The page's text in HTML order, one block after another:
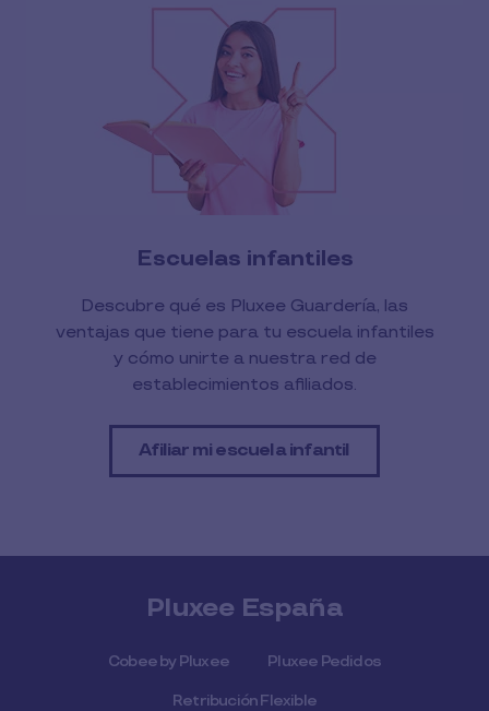
Escuelas infantiles
Descubre qué es Pluxee Guardería, las
ventajas que tiene para tu escuela infantiles
y cómo unirte a nuestra red de
establecimientos afiliados.
Afiliar mi escuela infantil
Pluxee España
Cobee by Pluxee Pluxee Pedidos
Retribución Flexible